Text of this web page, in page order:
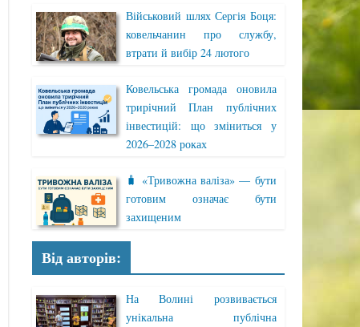
Військовий шлях Сергія Боця:
ковельчанин про службу,
втрати й вибір 24 лютого
Ковельська громада оновила
трирічний План публічних
інвестицій: що зміниться у
2026–2028 роках
🧳 «Тривожна валіза» — бути
готовим означає бути
захищеним
Від авторів:
На Волині розвивається
унікальна публічна